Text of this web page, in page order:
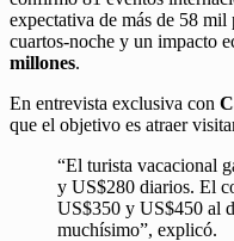
expectativa de más de 58
cuartos-noche y un impacto
millones.
En entrevista exclusiva con
que el objetivo es atraer
“El turista vacacional
y US$280 diarios. El
US$350 y US$450 al
muchísimo”, explicó.